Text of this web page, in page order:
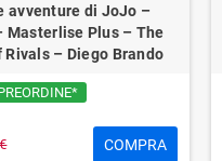
avventure di JoJo –
Masterlise Plus – The
– Diego Brando
COMPRA